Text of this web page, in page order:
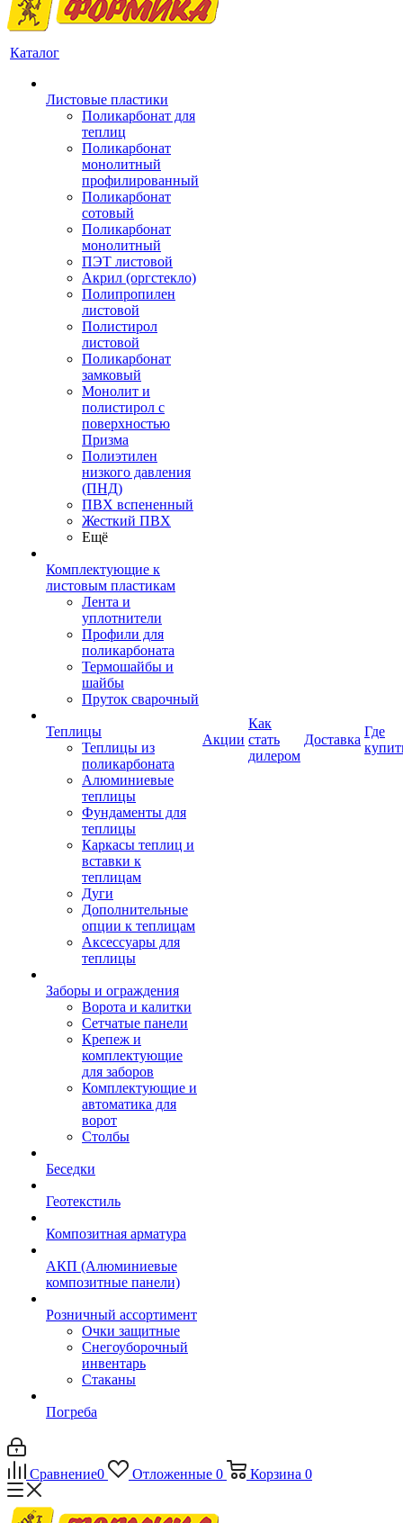
Каталог
Листовые пластики
Поликарбонат для
теплиц
Поликарбонат
монолитный
профилированный
Поликарбонат
сотовый
Поликарбонат
монолитный
ПЭТ листовой
Акрил (оргстекло)
Полипропилен
листовой
Полистирол
листовой
Поликарбонат
замковый
Монолит и
полистирол с
поверхностью
Призма
Полиэтилен
низкого давления
(ПНД)
ПВХ вспененный
Жесткий ПВХ
Ещё
Комплектующие к
листовым пластикам
Лента и
уплотнители
Профили для
поликарбоната
Термошайбы и
шайбы
Пруток сварочный
Теплицы
Теплицы из
поликарбоната
Алюминиевые
теплицы
Фундаменты для
теплицы
Каркасы теплиц и
вставки к
теплицам
Дуги
Дополнительные
опции к теплицам
Аксессуары для
теплицы
Заборы и ограждения
Ворота и калитки
Сетчатые панели
Крепеж и
комплектующие
для заборов
Комплектующие и
автоматика для
ворот
Столбы
Беседки
Геотекстиль
Композитная арматура
АКП (Алюминиевые
композитные панели)
Розничный ассортимент
Очки защитные
Снегоуборочный
инвентарь
Стаканы
Погреба
Акции
Как
стать
дилером
Доставка
Где
Сравнение0 Отложенные 0 Корзина 0